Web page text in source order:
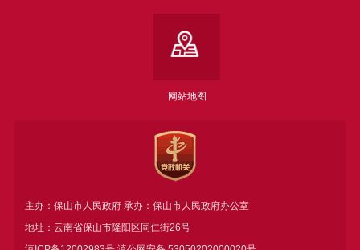
网站地图
主办：保山市人民政府 承办：保山市人民政府办公室
地址：云南省保山市隆阳区同仁街26号